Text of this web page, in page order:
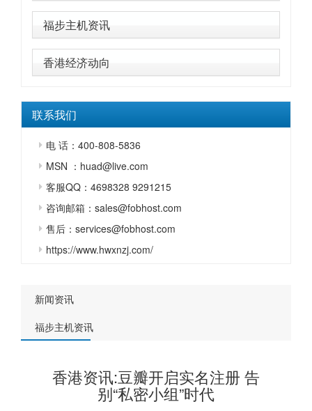
福步主机资讯
香港经济动向
联系我们
电 话：400-808-5836
MSN ：huad@live.com
客服QQ：4698328 9291215
咨询邮箱：sales@fobhost.com
售后：services@fobhost.com
https://www.hwxnzj.com/
新闻资讯
福步主机资讯
香港资讯:豆瓣开启实名注册 告
别“私密小组”时代